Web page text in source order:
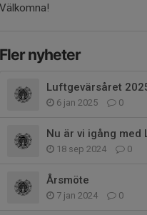
Välkomna!
Fler nyheter
Luftgevärsåret
6 jan 2025 0
Nu är vi igång
18 sep 2024 0
Årsmöte
7 jan 2024 0